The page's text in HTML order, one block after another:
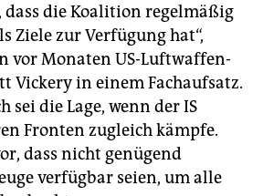
dass die Koalition regelmäßig
Ziele zur Verfügung hat“,
vor Monaten US-Luftwaffen-
Vickery in einem Fachaufsatz.
sei die Lage, wenn der IS
Fronten zugleich kämpfe.
dass nicht genügend
verfügbar seien, um alle